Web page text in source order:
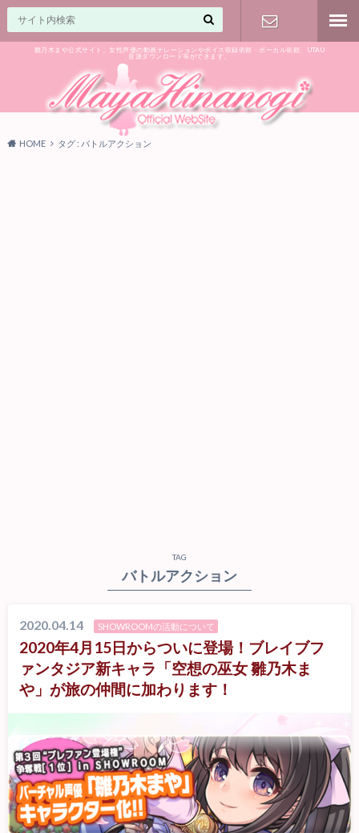
雛乃木まや公式サイト。女性声優の動画ナレーションやボイス収録依頼・ボーカル依頼、UTAU
音源ダウンロード等ができます。
気軽に♪
HOME タグ : バトルアクション
TAG
バトルアクション
2020.04.14 SHOWROOMの活動について
2020年4月15日からついに登場！ブレイブフ
ァンタジア新キャラ「空想の巫女 雛乃木ま
や」が旅の仲間に加わります！